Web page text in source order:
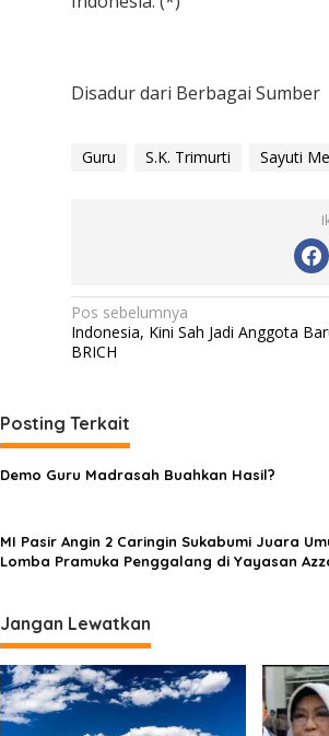
Disadur dari Berbagai Sumber
Guru S.K. Trimurti Sayuti
N
a
i
g
a
i
p
s
Pos sebelumnya
Indonesia, Kini Sah Jadi Anggota
BRICH
Posting Terkait
Demo Guru Madrasah Buahkan Hasil?
MI Pasir Angin 2 Caringin Sukabumi Juara
Lomba Pramuka Penggalang di Yayasan
Jangan Lewatkan